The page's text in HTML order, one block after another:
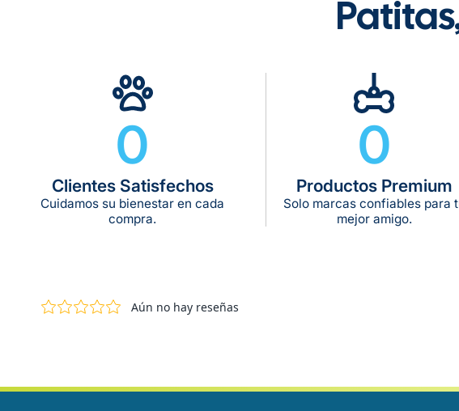
0
Clientes Satisfechos
Cuidamos su bienestar en cada
compra.
0
Productos Premium
Solo marcas confiables para
mejor amigo.